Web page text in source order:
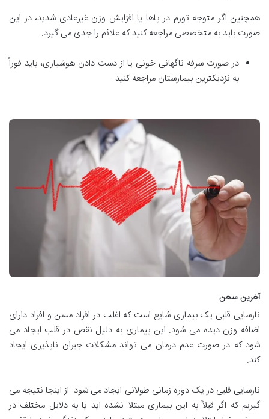
همچنین اگر متوجه تورم در پاها یا افزایش وزن غیرعادی شدید، در این
صورت باید به متخصصی مراجعه کنید که علائم را جدی می گیرد.
در صورت سرفه ناگهانی خونی یا از دست دادن هوشیاری، باید فوراً
به نزدیکترین بیمارستان مراجعه کنید.
آخرین سخن
نارسایی قلبی یک بیماری شایع است که اغلب در افراد مسن و افراد دارای
اضافه وزن دیده می شود. این بیماری به دلیل نقص در قلب ایجاد می
شود که در صورت عدم درمان می تواند مشکلات جبران ناپذیری ایجاد
کند.
نارسایی قلبی در یک دوره زمانی طولانی ایجاد می شود. از اینجا نتیجه می
گیریم که اگر قبلاً به این بیماری مبتلا نشده اید یا به دلایل مختلف در